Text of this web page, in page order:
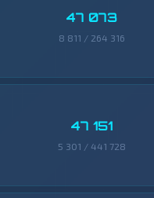
47 073
8 811 / 264 316
47 151
5 301 / 441 728